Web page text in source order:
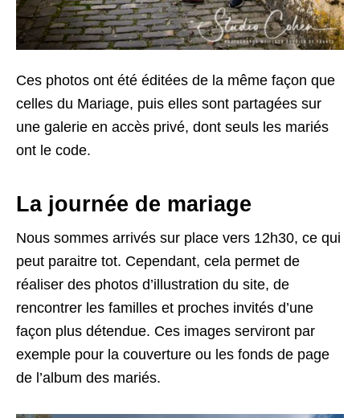
Ces photos ont été éditées de la même façon que
celles du Mariage, puis elles sont partagées sur
une galerie en accès privé, dont seuls les mariés
ont le code.
La journée de mariage
Nous sommes arrivés sur place vers 12h30, ce qui
peut paraitre tot. Cependant, cela permet de
réaliser des photos d’illustration du site, de
rencontrer les familles et proches invités d’une
façon plus détendue. Ces images serviront par
exemple pour la couverture ou les fonds de page
de l’album des mariés.